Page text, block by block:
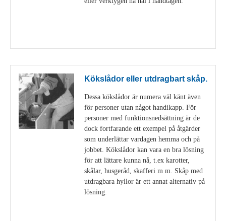
Kökslådor eller utdragbart skåp.
Dessa kökslådor är numera väl känt även
för personer utan något handikapp. För
personer med funktionsnedsättning är de
dock fortfarande ett exempel på åtgärder
som underlättar vardagen hemma och på
jobbet. Kökslådor kan vara en bra lösning
för att lättare kunna nå, t.ex karotter,
skålar, husgeråd, skafferi m m. Skåp med
utdragbara hyllor är ett annat alternativ på
lösning.